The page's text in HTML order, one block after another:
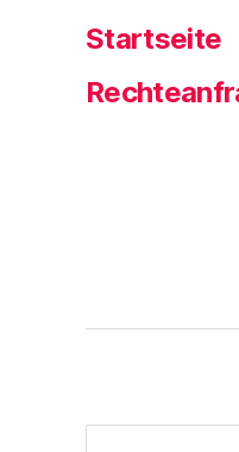
Startseite